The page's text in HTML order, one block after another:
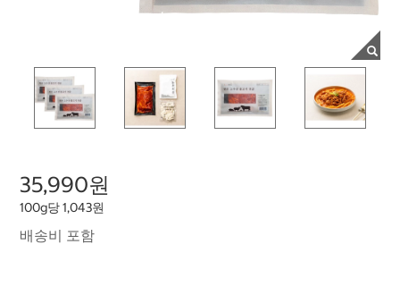
35,990원
100g당 1,043원
배송비 포함